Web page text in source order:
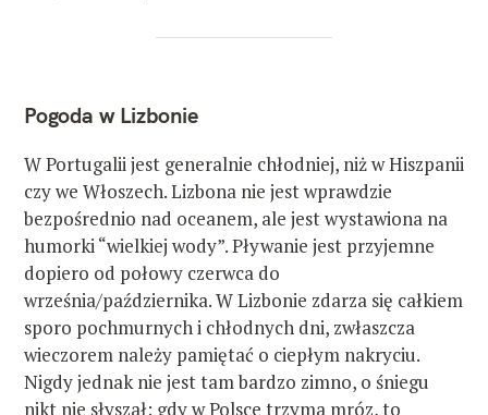
Pogoda w Lizbonie
W Portugalii jest generalnie chłodniej, niż w Hiszpanii
czy we Włoszech. Lizbona nie jest wprawdzie
bezpośrednio nad oceanem, ale jest wystawiona na
humorki “wielkiej wody”. Pływanie jest przyjemne
dopiero od połowy czerwca do
września/października. W Lizbonie zdarza się całkiem
sporo pochmurnych i chłodnych dni, zwłaszcza
wieczorem należy pamiętać o ciepłym nakryciu.
Nigdy jednak nie jest tam bardzo zimno, o śniegu
nikt nie słyszał; gdy w Polsce trzyma mróz, to